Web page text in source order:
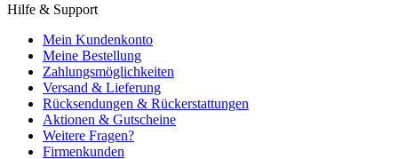
Hilfe & Support
Mein Kundenkonto
Meine Bestellung
Zahlungsmöglichkeiten
Versand & Lieferung
Rücksendungen & Rückerstattungen
Aktionen & Gutscheine
Weitere Fragen?
Firmenkunden